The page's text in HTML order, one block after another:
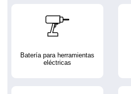
Batería para herramientas
eléctricas